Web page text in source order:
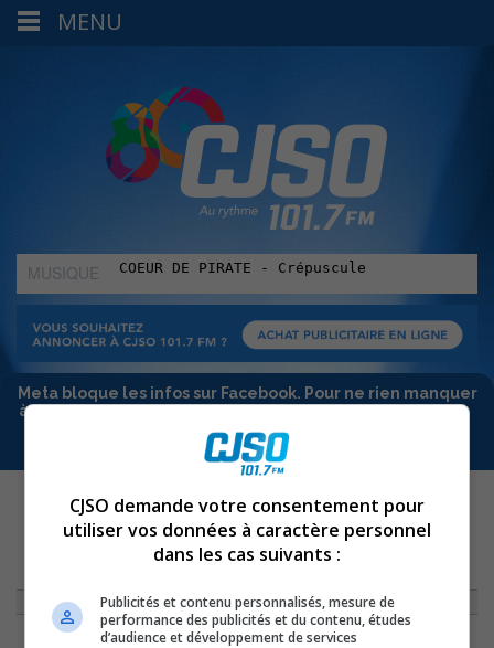
MUSIQUE
:
Meta bloque les infos sur Facebook. Pour ne rien manquer
à Sorel-Tracy et la région, abonne-toi à notre infolettre :
LE DÉJEUNER-CONFÉRENCE DE LA FABE
METTANT EN VEDETTE 3 ÉTOILES SORELOISES DU HOCKEY
MENU
CJSO demande votre consentement pour
utiliser vos données à caractère personnel
dans les cas suivants :
Publicités et contenu personnalisés, mesure de
performance des publicités et du contenu, études
d’audience et développement de services